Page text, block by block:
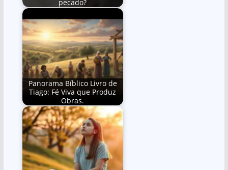
pecado?
Panorama Bíblico Livro de
Tiago: Fé Viva que Produz
Obras.